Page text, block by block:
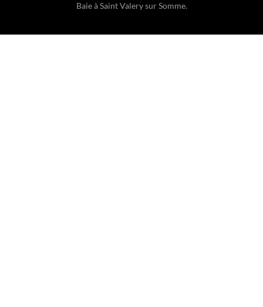
Baie à Saint Valery sur Somme.